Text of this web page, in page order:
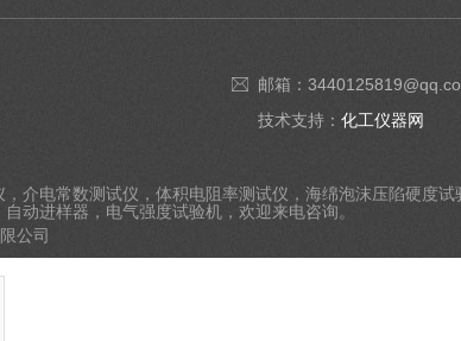
邮箱：
技术支持： 化工仪器网
介电常数测试仪，体积电阻率测试仪，海绵泡沫压陷硬度试
动进样器，电气强度试验机，欢迎来电咨询。
公司